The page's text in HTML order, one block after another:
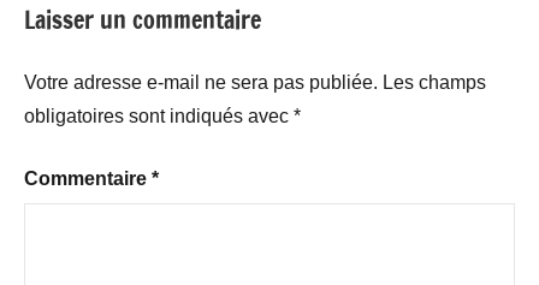
Laisser un commentaire
Votre adresse e-mail ne sera pas publiée. Les champs
obligatoires sont indiqués avec *
Commentaire *